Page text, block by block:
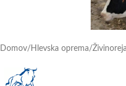
Domov/Hlevska oprema/Živinoreja